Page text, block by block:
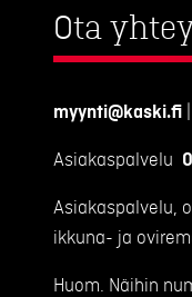
Ota
myynti@kaski.fi
Asiakaspalvelu
Asiakaspalvelu,
ikkuna- ja
Huom. Näihin